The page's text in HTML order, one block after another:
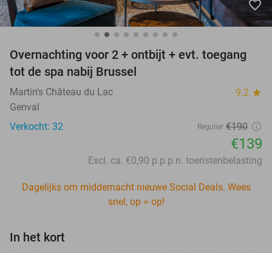
favorite_border
Overnachting voor 2 + ontbijt + evt. toegang
tot de spa nabij Brussel
Martin's Château du Lac 9.2 star
Genval
Verkocht: 32
Regulier €190
€139
Excl. ca. €0,90 p.p.p.n. toeristenbelasting
Dagelijks om middernacht nieuwe Social Deals. Wees
snel, op = op!
In het kort